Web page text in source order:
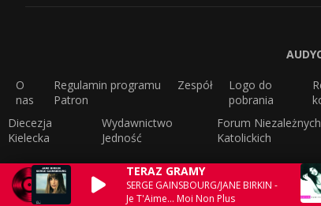
TERAZ GRAMY
SERGE GAINSBOURG/JANE BIRKIN -
Je T'Aime... Moi Non Plus
O
nas
Regulamin programu
Patron
Zespół
Logo do
pobrania
Diecezja
Kielecka
Wydawnictwo
Jedność
Forum
Katolickich